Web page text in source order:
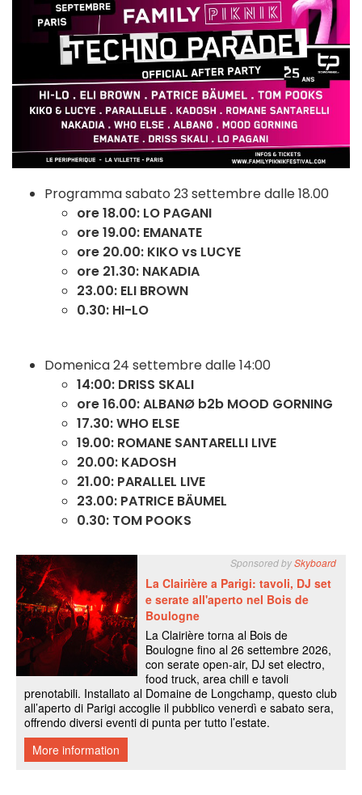
Programma sabato 23 settembre dalle 18.00
ore 18.00: LO PAGANI
ore 19.00: EMANATE
ore 20.00: KIKO vs LUCYE
ore 21.30: NAKADIA
23.00: ELI BROWN
0.30: HI-LO
Domenica 24 settembre dalle 14:00
14:00: DRISS SKALI
ore 16.00: ALBANØ b2b MOOD GORNING
17.30: WHO ELSE
19.00: ROMANE SANTARELLI LIVE
20.00: KADOSH
21.00: PARALLEL LIVE
23.00: PATRICE BÄUMEL
0.30: TOM POOKS